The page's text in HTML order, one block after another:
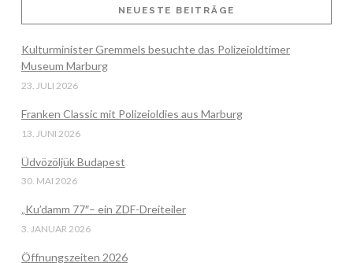
VIEW POST
NEUESTE BEITRÄGE
Kulturminister Gremmels besuchte das Polizeioldtimer
Museum Marburg
23. JULI 2026
Franken Classic mit Polizeioldies aus Marburg
13. JUNI 2026
Üdvözöljük Budapest
30. MAI 2026
„Ku’damm 77″– ein ZDF-Dreiteiler
3. JANUAR 2026
Öffnungszeiten 2026